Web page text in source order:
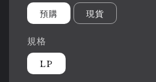
預購 現貨
規格
LP